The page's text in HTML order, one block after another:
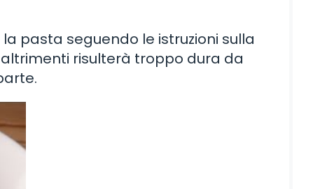
pasta seguendo le istruzioni sulla
risulterà troppo dura da